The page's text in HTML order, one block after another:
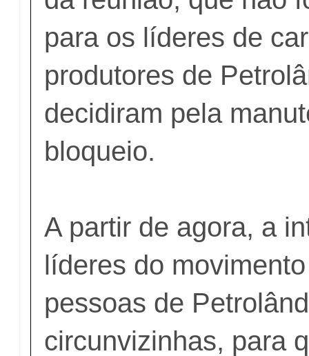
para os líderes de
produtores de
decidiram pela
bloqueio.
A partir de agora, a
líderes do
pessoas de
circunvizinhas, para